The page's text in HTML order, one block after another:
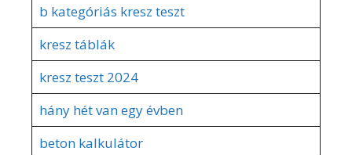
b kategóriás kresz teszt
kresz táblák
kresz teszt 2024
hány hét van egy évben
beton kalkulátor